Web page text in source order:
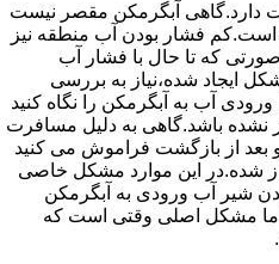
دارد.گاهی آبگرمکن مقصر نیست
فشار بودن آب منطقه نیز
که تا حال با فشار آب
ایجاد شده،نیاز به بررسی
ورودی آب به آبگرمکن را نگاه کنید
نشده باشد.گاهی به دلیل مسافرت
از بازگشت فراموش می کنید
باز شده.در این موارد مشکل خاصی
شیر آب ورودی به آبگرمکن
مشکل اصلی وقتی است که